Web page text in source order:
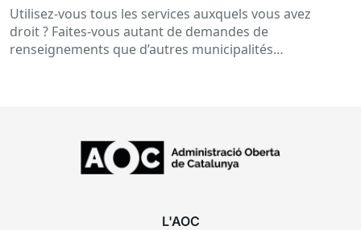
Utilisez-vous tous les services auxquels vous avez
droit ? Faites-vous autant de demandes de
renseignements que d’autres municipalités
L'AOC